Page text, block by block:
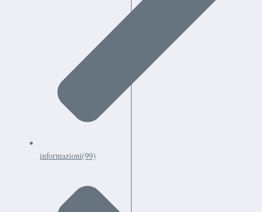
informazioni(99)